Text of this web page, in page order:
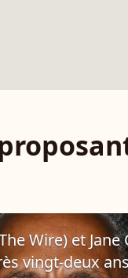
Wire) et Jane
vingt-deux